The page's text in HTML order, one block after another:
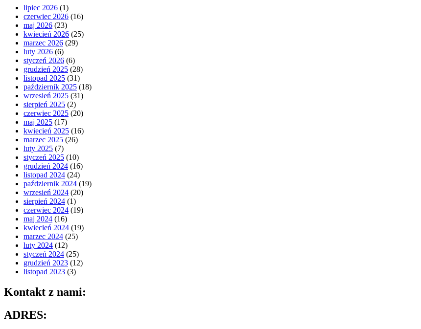
lipiec 2026 (1)
czerwiec 2026 (16)
maj 2026 (23)
kwiecień 2026 (25)
marzec 2026 (29)
luty 2026 (6)
styczeń 2026 (6)
grudzień 2025 (28)
listopad 2025 (31)
październik 2025 (18)
wrzesień 2025 (31)
sierpień 2025 (2)
czerwiec 2025 (20)
maj 2025 (17)
kwiecień 2025 (16)
marzec 2025 (26)
luty 2025 (7)
styczeń 2025 (10)
grudzień 2024 (16)
listopad 2024 (24)
październik 2024 (19)
wrzesień 2024 (20)
sierpień 2024 (1)
czerwiec 2024 (19)
maj 2024 (16)
kwiecień 2024 (19)
marzec 2024 (25)
luty 2024 (12)
styczeń 2024 (25)
grudzień 2023 (12)
listopad 2023 (3)
Kontakt z nami:
ADRES: